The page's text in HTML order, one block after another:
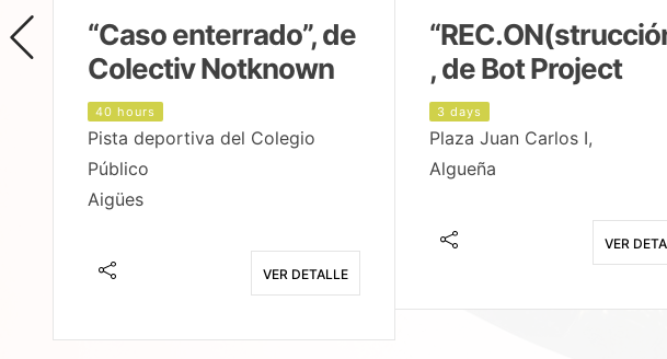
“Caso enterrado”, de
Colectiv Notknown
40 hours
Pista deportiva del Colegio
Público
Aigües
VER DETALLE
, de Bot Project
3 days
Plaza Juan Carlos I,
Algueña
VER